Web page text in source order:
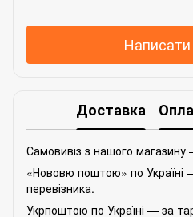
Написати
Доставка
Самовивіз з нашого
«Нововю поштою» по Україні
перевізника.
Укрпоштою по Україні — за